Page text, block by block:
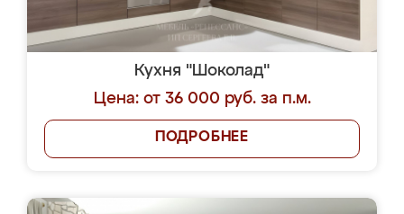
Кухня "Шоколад"
Цена: от 36 000 руб. за п.м.
ПОДРОБНЕЕ